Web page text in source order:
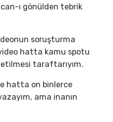
ı gönülden tebrik
soruşturma
hatta kamu spotu
taraftarıyım.
hatta on binlerce
ama inanın